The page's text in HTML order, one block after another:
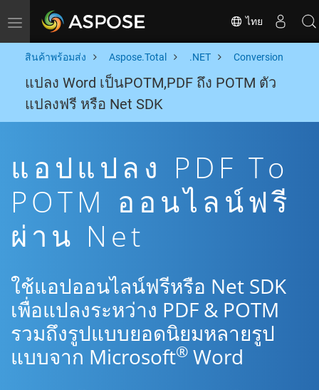
Toggle navigation ไทย
สินค้าพร้อมส่ง Aspose.Total .NET Conversion
แปลง Word เป็นPOTM,PDF ถึง POTM ตัว
แปลงฟรี หรือ Net SDK
แอปแปลง PDF To
POTM ออนไลน์ฟรี
ผ่าน Net
ใช้แอปออนไลน์ฟรีหรือ Net SDK
เพื่อแปลงระหว่าง PDF & POTM
รวมถึงรูปแบบยอดนิยมหลายรูป
แบบจาก Microsoft® Word